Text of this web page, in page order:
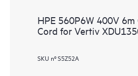
HPE 560P6W 400V 6m
Cord for Vertiv
SKU nº S5Z52A